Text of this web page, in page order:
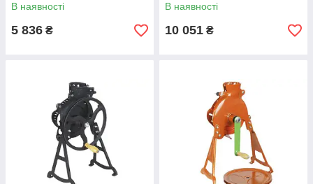
В наявності
5 836 ₴
В наявності
10 051 ₴